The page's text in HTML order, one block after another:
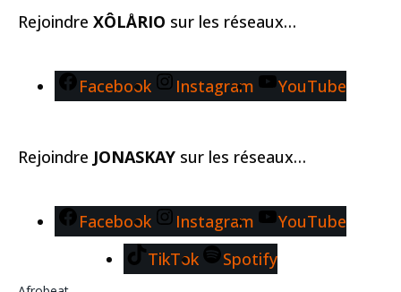
Rejoindre XÔLÅRIO sur les réseaux…
Facebook Instagram YouTube
Rejoindre JONASKAY sur les réseaux…
Facebook Instagram
YouTube
TikTok
Spotify